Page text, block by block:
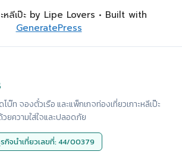
หลีเป๊ะ by Lipe Lovers • Built with
GeneratePress
ท จองตั๋วเรือ และแพ็กเกจท่องเที่ยวเกาะหลีเป๊ะ
ยความใส่ใจและปลอดภัย
กิจนำเที่ยวเลขที่: 44/00379